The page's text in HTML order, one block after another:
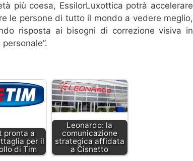
più coesa, EssilorLuxottica potrà accelerare
le persone di tutto il mondo a vedere meglio,
risposta ai bisogni di correzione visiva in
pronta a
per il
di Tim
Leonardo: la
comunicazione
strategica affidata
a Cisnetto